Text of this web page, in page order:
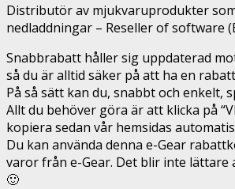
Distributör av mjukvaruprodukter
nedladdningar – Reseller of software
Snabbrabatt håller sig uppdaterad
så du är alltid säker på att ha en
På så sätt kan du, snabbt och enkelt,
Allt du behöver göra är att klicka på
kopiera sedan vår hemsidas
Du kan använda denna e-Gear
varor från e-Gear. Det blir inte lättare
🙂